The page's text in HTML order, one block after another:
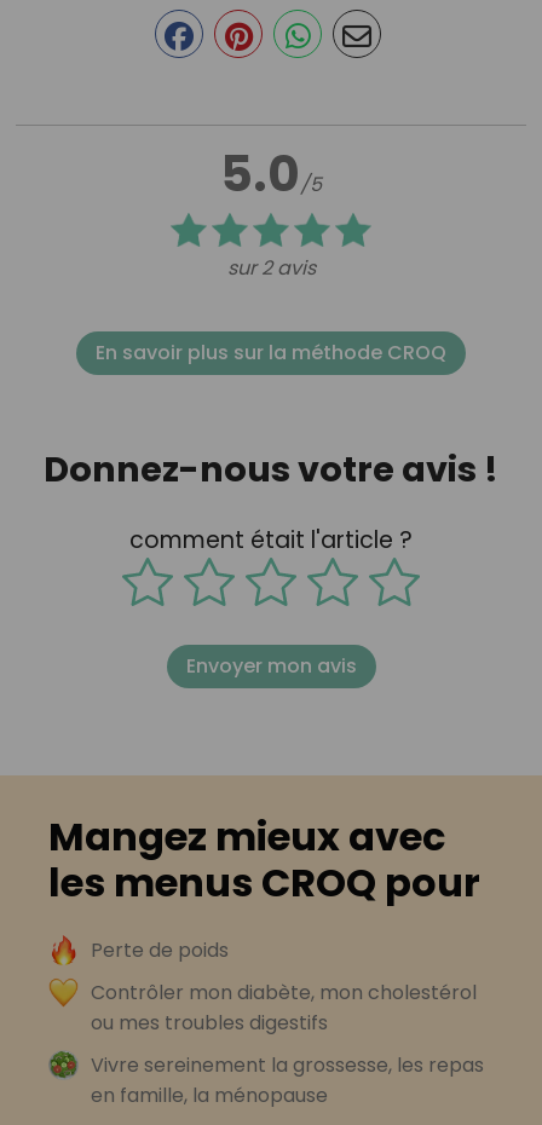
5.0/5
sur 2 avis
En savoir plus sur la méthode CROQ
Donnez-nous votre avis !
comment était l'article ?
Envoyer mon avis
Mangez mieux avec
les menus CROQ pour
Perte de poids
Contrôler mon diabète, mon cholestérol
ou mes troubles digestifs
Vivre sereinement la grossesse, les repas
en famille, la ménopause